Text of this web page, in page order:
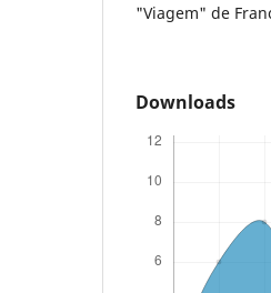
"Viagem" de
Downloads